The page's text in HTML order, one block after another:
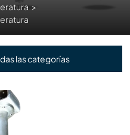
>
las categorías